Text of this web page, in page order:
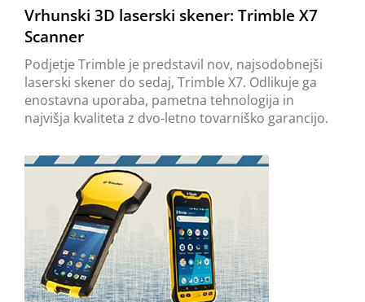
Vrhunski 3D laserski skener: Trimble X7
Scanner
Podjetje Trimble je predstavil nov, najsodobnejši
laserski skener do sedaj, Trimble X7. Odlikuje ga
enostavna uporaba, pametna tehnologija in
najvišja kvaliteta z dvo-letno tovarniško garancijo.